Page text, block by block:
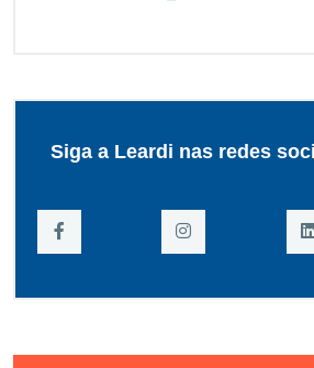
Siga a Leardi nas redes